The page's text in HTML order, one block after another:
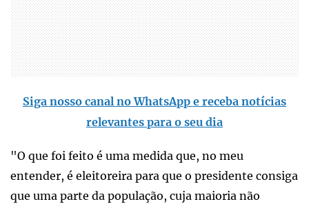
Siga nosso canal no WhatsApp e receba notícias
relevantes para o seu dia
"O que foi feito é uma medida que, no meu
entender, é eleitoreira para que o presidente consiga
que uma parte da população, cuja maioria não